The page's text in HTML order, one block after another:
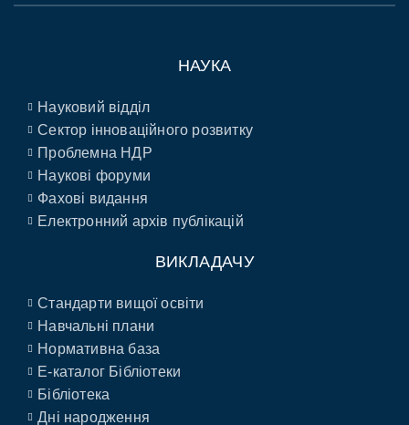
НАУКА
Науковий відділ
Сектор інноваційного розвитку
Проблемна НДР
Наукові форуми
Фахові видання
Електронний архів публікацій
ВИКЛАДАЧУ
Стандарти вищої освіти
Навчальні плани
Нормативна база
E-каталог Бібліотеки
Бібліотека
Дні народження